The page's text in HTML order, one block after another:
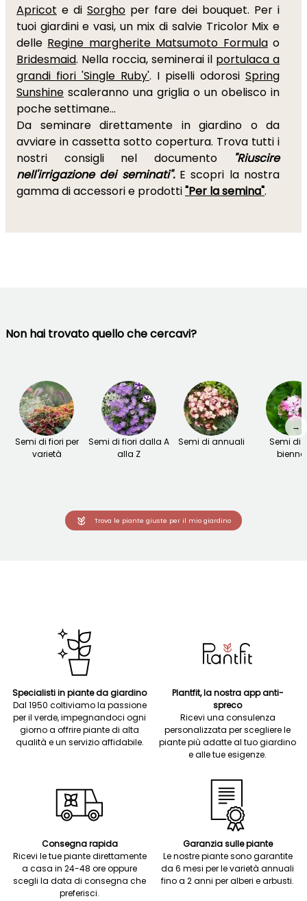
Apricot e di Sorgho per fare dei bouquet. Per i
tuoi giardini e vasi, un mix di salvie Tricolor Mix e
delle Regine margherite Matsumoto Formulao
Bridesmaid. Nella roccia, seminerai il portulaca a
grandi fiori 'Single Ruby'. I piselli odorosi Spring
Sunshine scaleranno una griglia o un obelisco in
poche settimane...
Da seminare direttamente in giardino o da
avviare in cassetta sotto copertura. Trova tutti i
nostri consigli nel documento
"Riuscire
nell'irrigazione dei seminati".E scopri la nostra
gamma di accessori e prodotti"Per la semina".
Non hai trovato quello che cercavi?
Semi di fiori per
varietà
Semi di fiori dalla A
alla Z
Semi di annuali
Semi di
→
Trova le piante giuste per il mio giardino
Specialisti in piante da giardino
Dal 1950 coltiviamo la passione
per il verde, impegnandoci ogni
giorno a offrire piante di alta
qualità e un servizio affidabile.
Plantfit, la nostra app anti-
spreco
Ricevi una consulenza
personalizzata per scegliere le
piante più adatte al tuo giardino
e alle tue esigenze.
Consegna rapida
Ricevi le tue piante direttamente
a casa in 24-48 ore oppure
scegli la data di consegna che
preferisci.
Garanzia sulle piante
Le nostre piante sono garantite
da 6 mesi per le varietà annuali
fino a 2 anni per alberi e arbusti.